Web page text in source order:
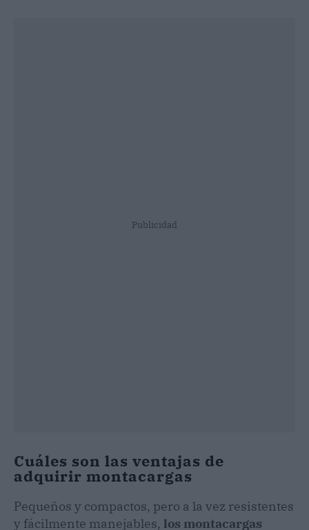
Publicidad
Cuáles son las ventajas de
adquirir montacargas
Pequeños y compactos, pero a la vez resistentes
y fácilmente manejables, los montacargas